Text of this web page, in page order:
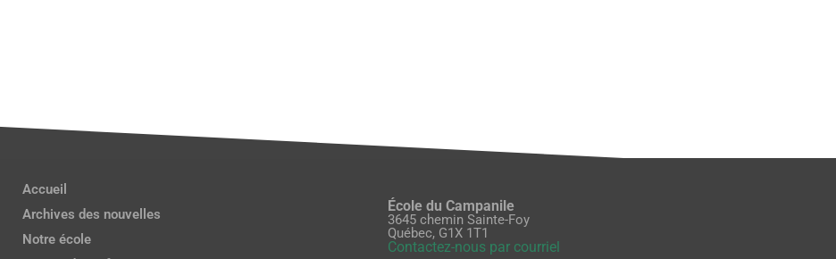
Accueil
Archives des nouvelles
Notre école
École du Campanile
3645 chemin Sainte-Foy
Québec, G1X 1T1
Contactez-nous par courriel